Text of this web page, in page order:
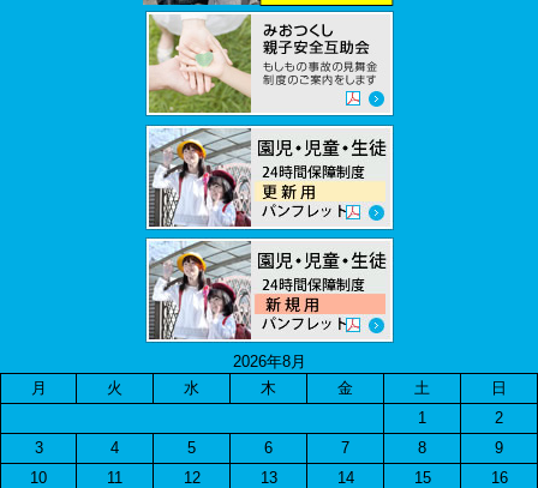
2026年8月
月
火 水 木 金 土
日
1
2
3
4 5 6 7 8
9
10
11 12 13 14 15
16